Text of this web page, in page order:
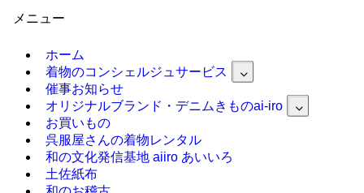
メニュー
ホーム
着物のコンシェルジュサービス
催事お知らせ
オリジナルブランド・デニムきものai-iro
お買いもの
呉服屋さんの着物レンタル
和の文化発信基地 aiiro あいいろ
土佐紙布